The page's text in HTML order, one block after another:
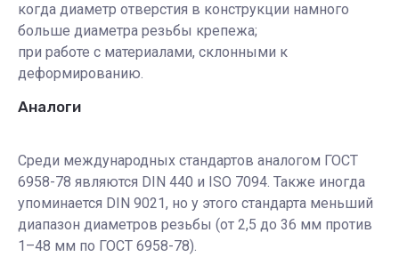
когда диаметр отверстия в конструкции намного
больше диаметра резьбы крепежа;
при работе с материалами, склонными к
деформированию.
Аналоги
Среди международных стандартов аналогом ГОСТ
6958-78 являются DIN 440 и ISO 7094. Также иногда
упоминается DIN 9021, но у этого стандарта меньший
диапазон диаметров резьбы (от 2,5 до 36 мм против
1–48 мм по ГОСТ 6958-78).